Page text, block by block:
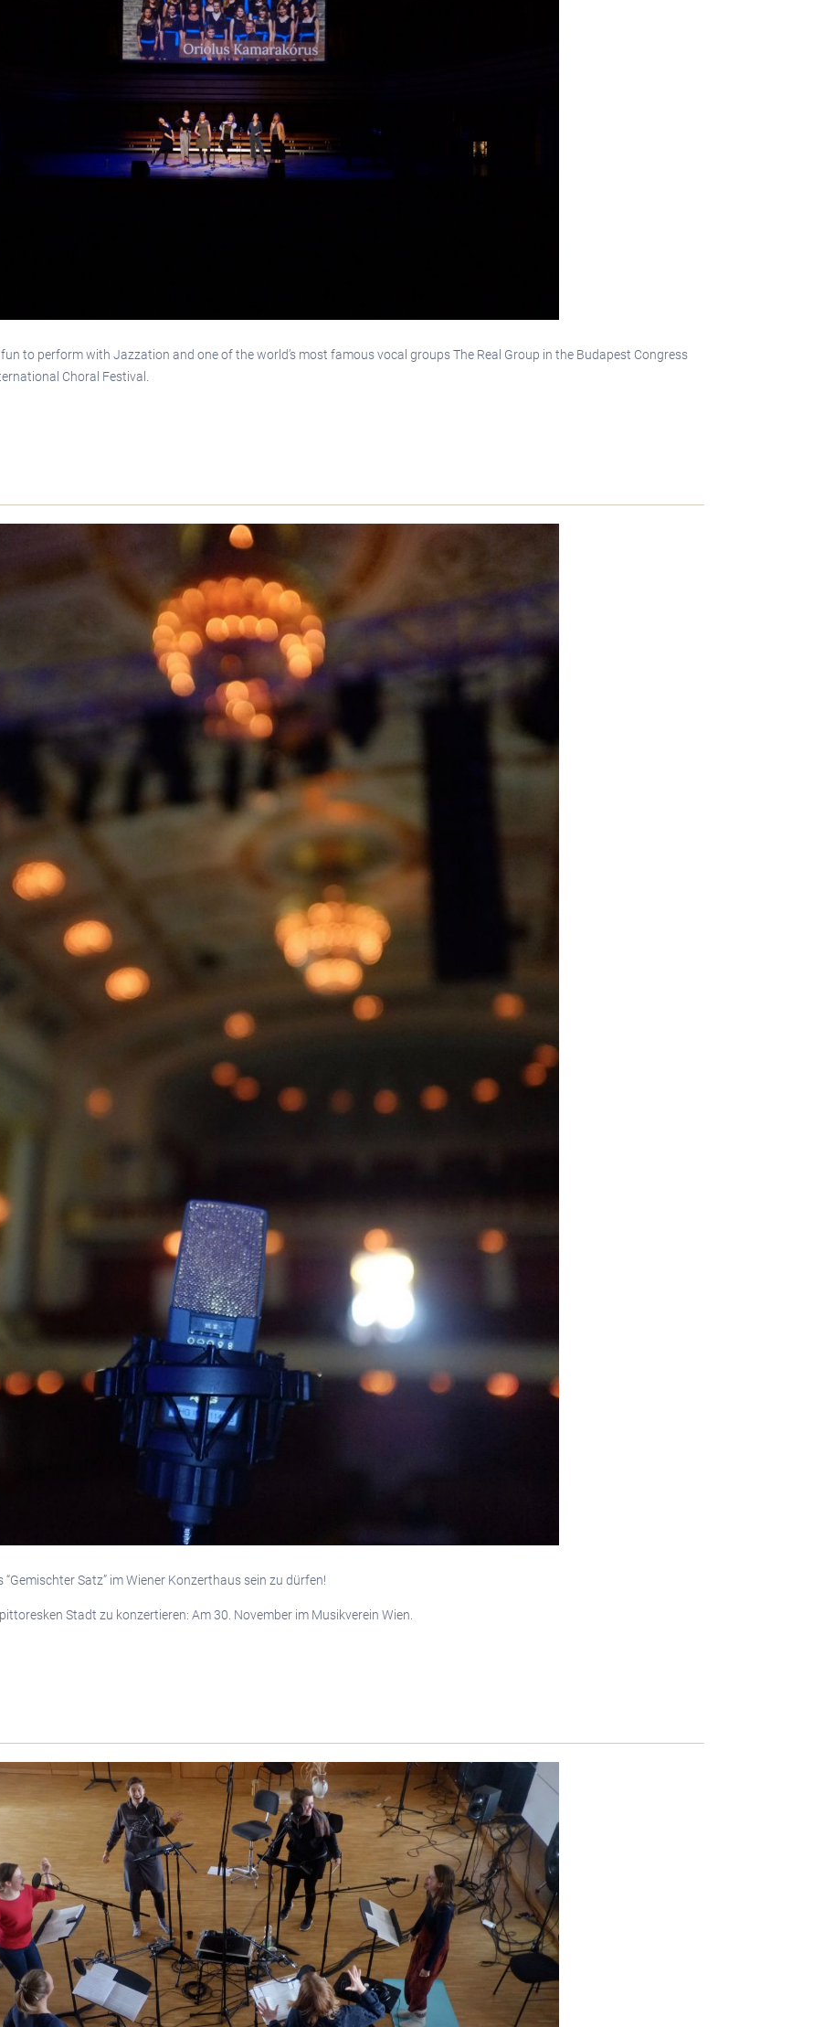
to perform with Jazzation and one of the world’s most famous vocal groups The Real Group in the Budapest Congress
Choral Festival.
Satz” im Wiener Konzerthaus sein zu dürfen!
Stadt zu konzertieren: Am 30. November im Musikverein Wien.